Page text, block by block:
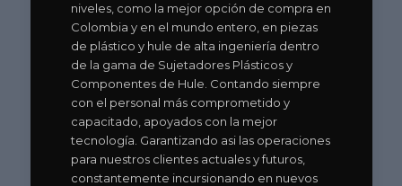
niveles, como la mejor opción de compra en
Colombia y en el mundo entero, en piezas
de plástico y hule de alta ingeniería dentro
de la gama de Sujetadores Plásticos y
Componentes de Hule. Contando siempre
con el personal más comprometido y
capacitado, apoyados con la mejor
tecnología. Garantizando asi las operaciones
para nuestros clientes actuales y futuros,
constantemente incursionando en nuevos